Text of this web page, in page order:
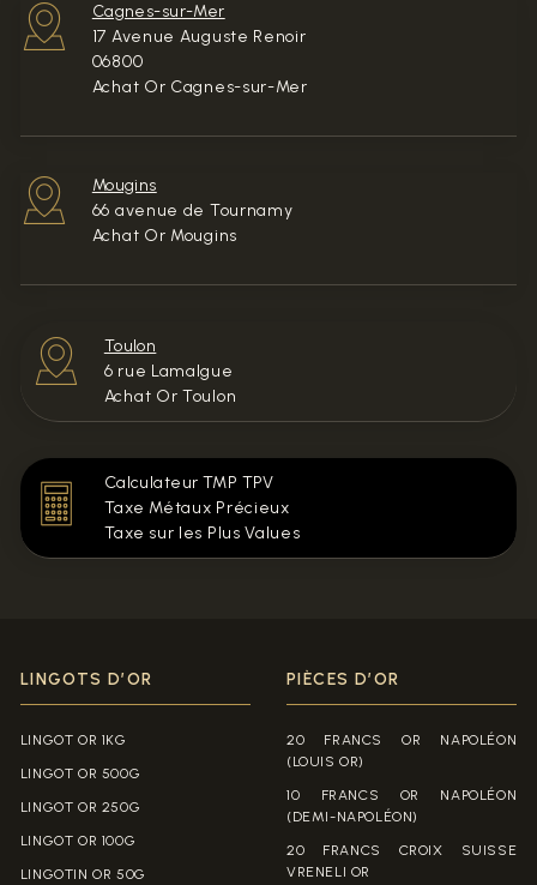
Cagnes-sur-Mer
17 Avenue Auguste Renoir
06800
Achat Or Cagnes-sur-Mer
Mougins
66 avenue de Tournamy
Achat Or Mougins
Toulon
6 rue Lamalgue
Achat Or Toulon
Calculateur TMP TPV
Taxe Métaux Précieux
Taxe sur les Plus Values
LINGOTS D’OR
LINGOT OR 1KG
LINGOT OR 500G
LINGOT OR 250G
LINGOT OR 100G
LINGOTIN OR 50G
PIÈCES D’OR
20 FRANCS OR NAPOLÉON
(LOUIS OR)
10 FRANCS OR NAPOLÉON
(DEMI-NAPOLÉON)
20 FRANCS CROIX SUISSE
VRENELI OR